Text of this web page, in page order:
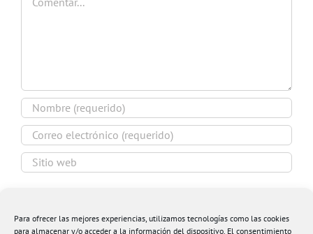
Para ofrecer las mejores experiencias, utilizamos tecnologías como las cookies
para almacenar y/o acceder a la información del dispositivo. El consentimiento
navegador para la próxima vez que comente.